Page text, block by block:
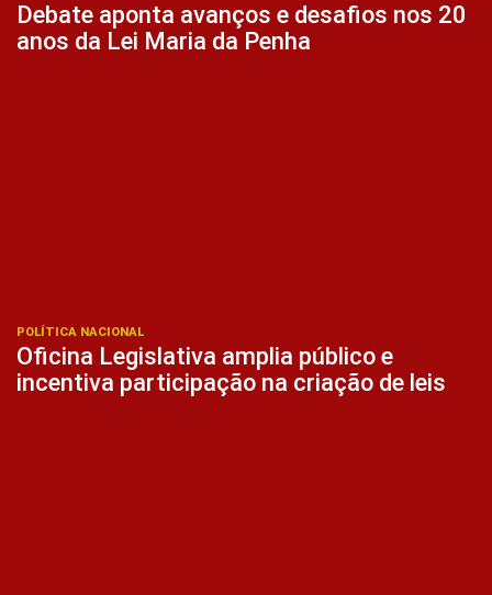
Debate aponta avanços e desafios nos 20
anos da Lei Maria da Penha
POLÍTICA NACIONAL
Oficina Legislativa amplia público e
incentiva participação na criação de leis